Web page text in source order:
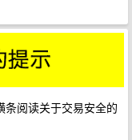
阅读关于交易安全的